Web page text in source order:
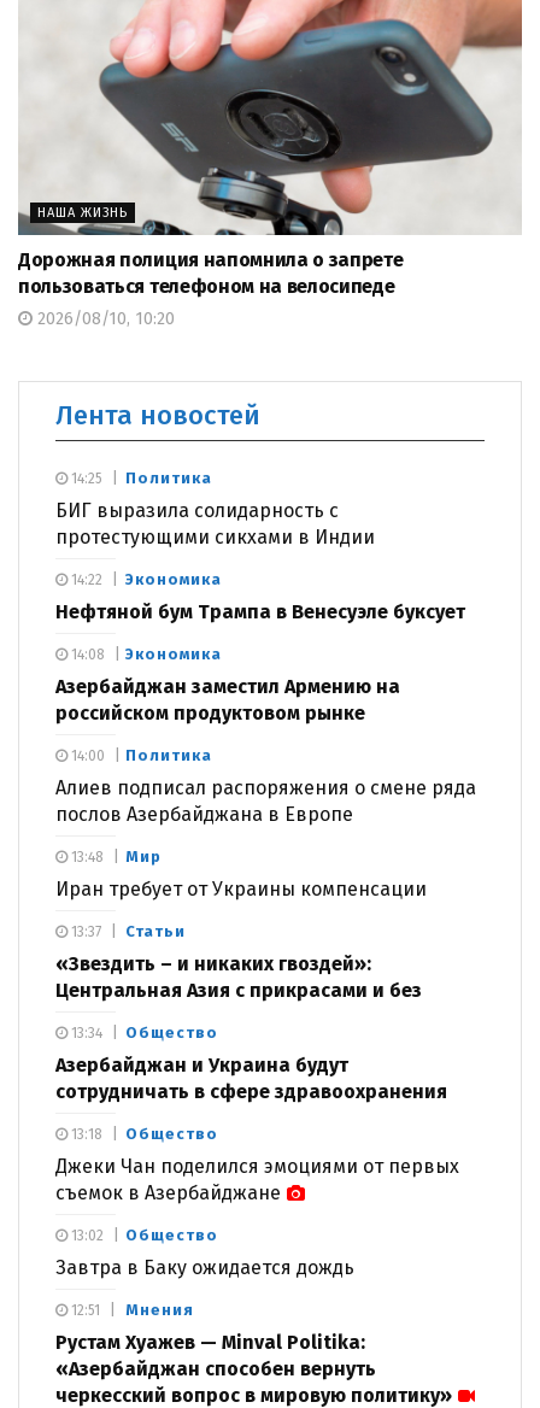
НАША ЖИЗНЬ
Дорожная полиция напомнила о запрете
пользоваться телефоном на велосипеде
2026/08/10, 10:20
Лента новостей
Политика
БИГ выразила солидарность с
протестующими сикхами в Индии
14:25
Экономика
Нефтяной бум Трампа в Венесуэле буксует
14:22
Экономика
Азербайджан заместил Армению на
российском продуктовом рынке
14:08
Политика
Алиев подписал распоряжения о смене ряда
послов Азербайджана в Европе
14:00
Мир
Иран требует от Украины компенсации
13:48
Статьи
«Звездить – и никаких гвоздей»:
Центральная Азия с прикрасами и без
13:37
Общество
Азербайджан и Украина будут
сотрудничать в сфере здравоохранения
13:34
Общество
Джеки Чан поделился эмоциями от первых
съемок в Азербайджане
13:18
Общество
Завтра в Баку ожидается дождь
13:02
Мнения
Рустам Хуажев — Minval Politika:
«Азербайджан способен вернуть
черкесский вопрос в мировую политику»
12:51